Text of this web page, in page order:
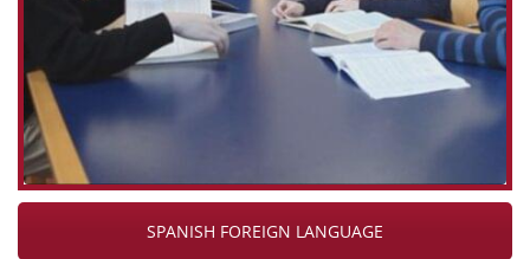
SPANISH FOREIGN LANGUAGE